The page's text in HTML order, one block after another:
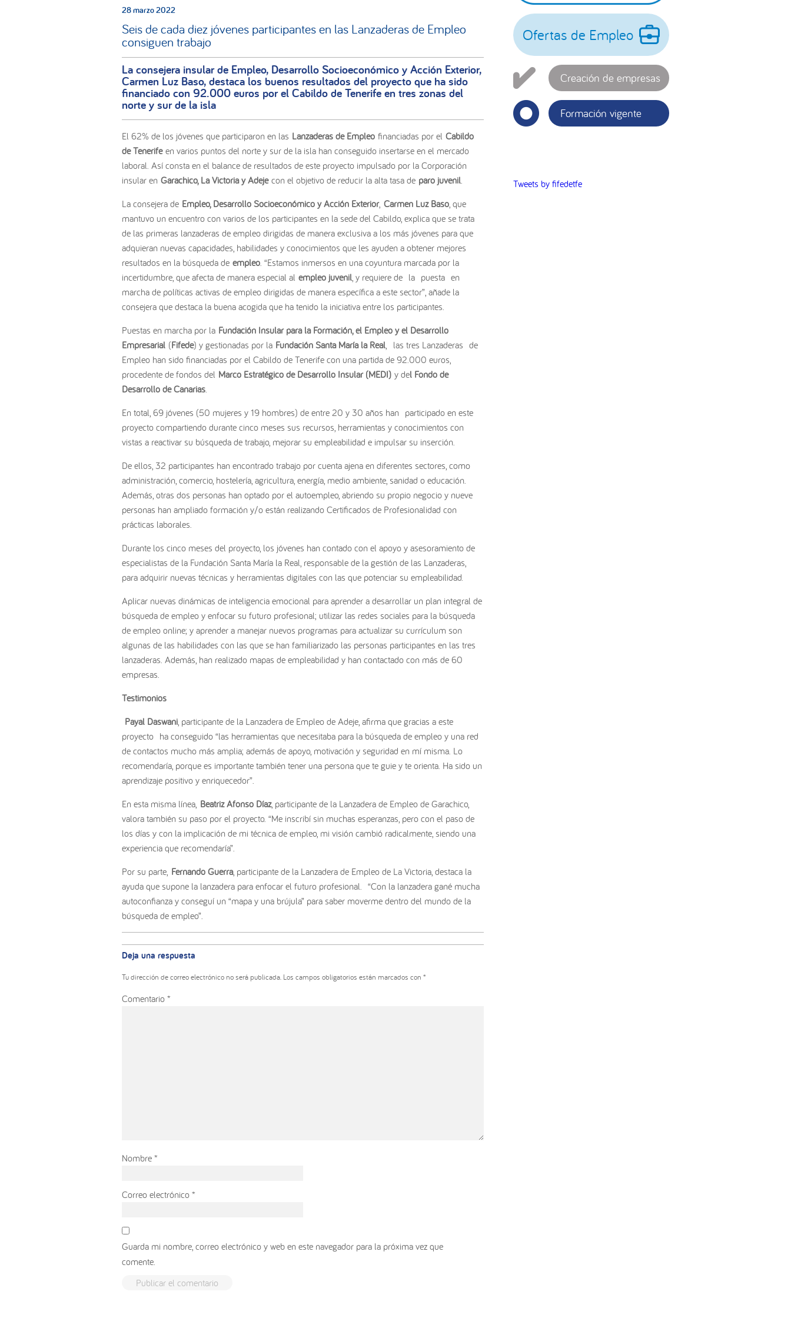
28 marzo 2022
Seis de cada diez jóvenes participantes en las Lanzaderas de Empleo
consiguen trabajo
La consejera insular de Empleo, Desarrollo Socioeconómico y Acción Exterior,
Carmen Luz Baso, destaca los buenos resultados del proyecto que ha sido
financiado con 92.000 euros por el Cabildo de Tenerife en tres zonas del
norte y sur de la isla
El 62% de los jóvenes que participaron en las Lanzaderas de Empleo financiadas por el Cabildo
de Tenerifeen varios puntos del norte y sur de la isla han conseguido insertarse en el mercado
laboral. Así consta en el balance de resultados de este proyecto impulsado por la Corporación
insular en Garachico, La Victoria y Adejecon el objetivo de reducir la alta tasa de paro juvenil.
La consejera de Empleo, Desarrollo Socioeconómico y Acción Exterior, Carmen Luz Baso, que
mantuvo un encuentro con varios de los participantes en la sede del Cabildo, explica que se trata
de las primeras lanzaderas de empleo dirigidas de manera exclusiva a los más jóvenes para que
adquieran nuevas capacidades, habilidades y conocimientos que les ayuden a obtener mejores
resultados en la búsqueda de empleo. “Estamos inmersos en una coyuntura marcada por la
incertidumbre, que afecta de manera especial al empleo juvenil, y requiere de la puesta en
marcha de políticas activas de empleo dirigidas de manera específica a este sector”, añade la
consejera que destaca la buena acogida que ha tenido la iniciativa entre los participantes.
Puestas en marcha por la Fundación Insular para la Formación, el Empleo y el Desarrollo
Empresarial (Fifede) y gestionadas por la Fundación Santa María la Real, las tres Lanzaderas de
Empleo han sido financiadas por el Cabildo de Tenerife con una partida de 92.000 euros,
procedente de fondos del Marco Estratégico de Desarrollo Insular (MEDI) y del Fondo de
Desarrollo de Canarias.
En total, 69 jóvenes (50 mujeres y 19 hombres) de entre 20 y 30 años han participado en este
proyecto compartiendo durante cinco meses sus recursos, herramientas y conocimientos con
vistas a reactivar su búsqueda de trabajo, mejorar su empleabilidad e impulsar su inserción.
De ellos, 32 participantes han encontrado trabajo por cuenta ajena en diferentes sectores, como
administración, comercio, hostelería, agricultura, energía, medio ambiente, sanidad o educación.
Además, otras dos personas han optado por el autoempleo, abriendo su propio negocio y nueve
personas han ampliado formación y/o están realizando Certificados de Profesionalidad con
prácticas laborales.
Durante los cinco meses del proyecto, los jóvenes han contado con el apoyo y asesoramiento de
especialistas de la Fundación Santa María la Real, responsable de la gestión de las Lanzaderas,
para adquirir nuevas técnicas y herramientas digitales con las que potenciar su empleabilidad.
Aplicar nuevas dinámicas de inteligencia emocional para aprender a desarrollar un plan integral de
búsqueda de empleo y enfocar su futuro profesional; utilizar las redes sociales para la búsqueda
de empleo online; y aprender a manejar nuevos programas para actualizar su currículum son
algunas de las habilidades con las que se han familiarizado las personas participantes en las tres
lanzaderas. Además, han realizado mapas de empleabilidad y han contactado con más de 60
empresas.
Testimonios
Payal Daswani, participante de la Lanzadera de Empleo de Adeje, afirma que gracias a este
proyecto ha conseguido “las herramientas que necesitaba para la búsqueda de empleo y una red
de contactos mucho más amplia; además de apoyo, motivación y seguridad en mí misma. Lo
recomendaría, porque es importante también tener una persona que te guie y te orienta. Ha sido un
aprendizaje positivo y enriquecedor”.
En esta misma línea, Beatriz Afonso Díaz, participante de la Lanzadera de Empleo de Garachico,
valora también su paso por el proyecto. “Me inscribí sin muchas esperanzas, pero con el paso de
los días y con la implicación de mi técnica de empleo, mi visión cambió radicalmente, siendo una
experiencia que recomendaría”.
Por su parte, Fernando Guerra, participante de la Lanzadera de Empleo de La Victoria, destaca la
ayuda que supone la lanzadera para enfocar el futuro profesional. “Con la lanzadera gané mucha
autoconfianza y conseguí un “mapa y una brújula” para saber moverme dentro del mundo de la
búsqueda de empleo”.
con
los
lectores
Deja una respuesta
Tu dirección de correo electrónico no será publicada. Los campos obligatorios están marcados con *
Comentario *
Nombre *
Correo electrónico *
Guarda mi nombre, correo electrónico y web en este navegador para la próxima vez que
comente.
principal
Ofertas de Empleo
Creación de empresas
Formación vigente
Tweets by fifedetfe